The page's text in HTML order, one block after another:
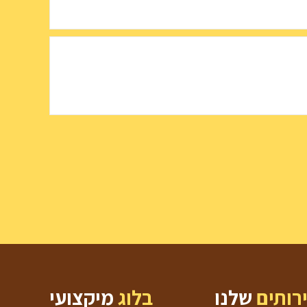
שלנו בלוגמיקצועי